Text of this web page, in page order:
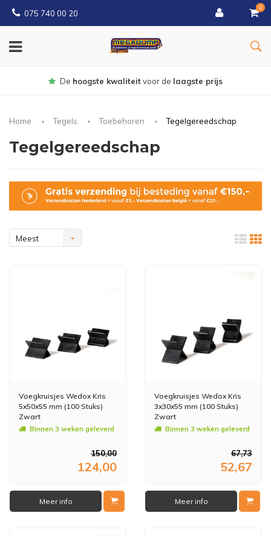
075 740 00 20
0
Gratisbezorgd vanaf € 150
Home Tegels Toebehoren Tegelgereedschap
Tegelgereedschap
Meest
Voegkruisjes Wedox Kris
5x50x55 mm (100 Stuks)
Zwart
Binnen 3 weken geleverd
150,00
124,00
Meer info
Voegkruisjes Wedox Kris
3x30x55 mm (100 Stuks)
Zwart
Binnen 3 weken geleverd
67,73
52,67
Meer info